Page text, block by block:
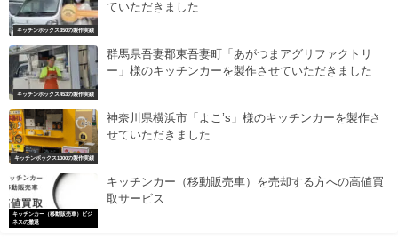
キッチンボックス350の製作実績
ていただきました
キッチンボックス453の製作実績
群馬県吾妻郡東吾妻町「あがつまアグリファクトリ
ー」様のキッチンカーを製作させていただきました
キッチンボックス1000の製作実績
神奈川県横浜市「よこ’s」様のキッチンカーを製作さ
せていただきました
キッチンカー（移動販売車）ビジ
ネスの撤退
キッチンカー（移動販売車）を売却する方への高値買
取サービス